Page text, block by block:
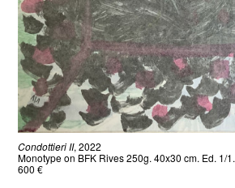
Condottieri II, 2022
Monotype on BFK Rives 250g. 40x30 cm. Ed. 1/1.
600 €